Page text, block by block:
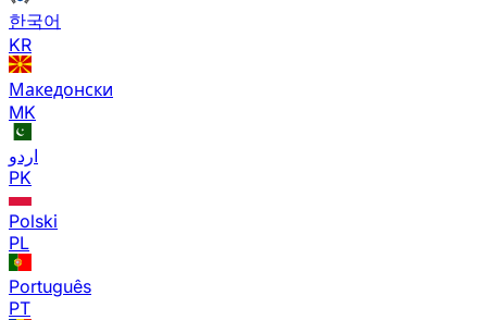
한국어
KR
Македонски
MK
اردو
PK
Polski
PL
Português
PT